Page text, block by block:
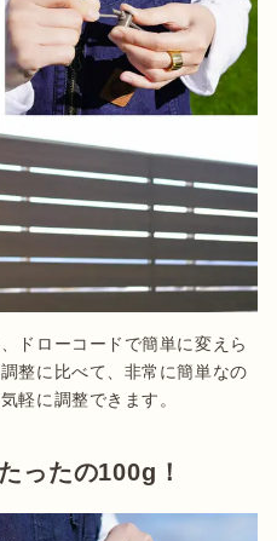
ドローコードで簡単に変えら
整に比べて、非常に簡単なの
軽に調整できます。
ったの100g！